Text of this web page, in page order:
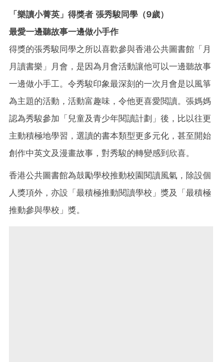
「樂讀小菁英」得獎者 張秀駿同學（9歲）
最愛一邊聽故事一邊做小手作
得獎的張秀駿同學之所以喜歡參與香港公共圖書館「月
月讀書樂」月會，是因為月會活動讓他可以一邊聽故事
一邊做小手工。令秀駿印象最深刻的一次月會是以風箏
為主題的活動，活動富趣味，令他更喜愛閲讀。張媽媽
認為秀駿參加「兒童及青少年閱讀計劃」後，比以往更
主動積極地學習，選讀的書本類型更多元化，甚至開始
創作中英文及漫畫故事，對秀駿的轉變感到欣喜。
香港公共圖書館為鼓勵學校推動校園閱讀風氣，除設個
人獎項外，亦設「最積極推動閱讀學校」獎及「最積極
推動參與學校」獎。